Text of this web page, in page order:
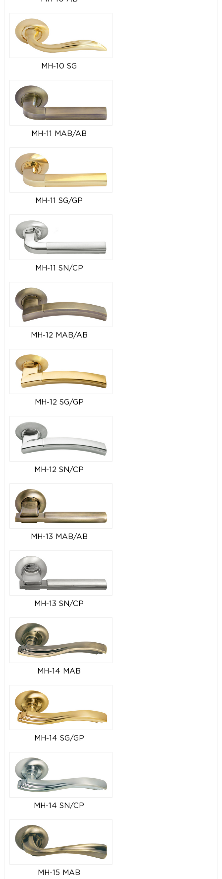
MH-10 SG
MH-11 MAB/AB
MH-11 SG/GP
MH-11 SN/CP
MH-12 MAB/AB
MH-12 SG/GP
MH-12 SN/CP
MH-13 MAB/AB
MH-13 SN/CP
MH-14 MAB
MH-14 SG/GP
MH-14 SN/CP
MH-15 MAB